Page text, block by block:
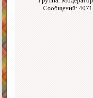
Сообщений: 4071